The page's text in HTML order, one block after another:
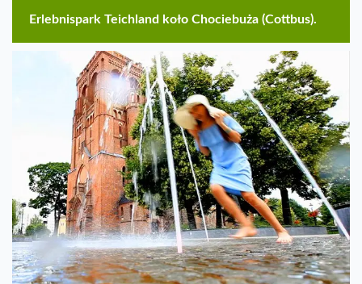
Erlebnispark Teichland koło Chociebuża (Cottbus).